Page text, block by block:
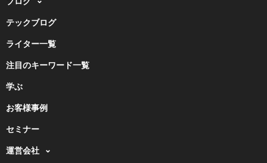
テックブログ
ライター一覧
注目のキーワード一覧
学ぶ
お客様事例
セミナー
運営会社